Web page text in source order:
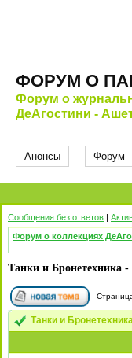
ФОРУМ О
Форум о
ДеАгостини -
Анонсы Форум
Сообщения без ответов |
Форум о коллекциях
Танки и Бронетехника
Танки и